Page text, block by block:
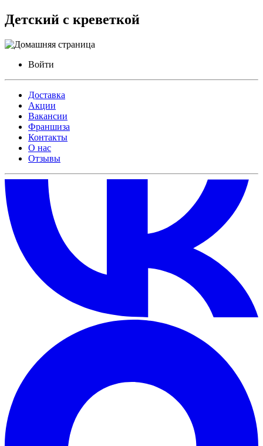
Детский с креветкой
Войти
Доставка
Акции
Вакансии
Франшиза
Контакты
О нас
Отзывы